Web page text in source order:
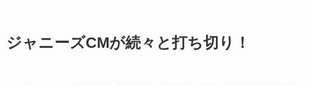
ジャニーズCMが続々と打ち切り！